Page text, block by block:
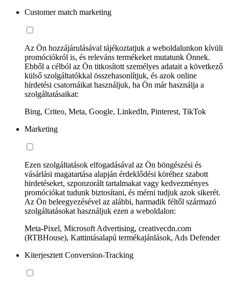
Customer match marketing
Az Ön hozzájárulásával tájékoztatjuk a weboldalunkon kívüli
promóciókról is, és releváns termékeket mutatunk Önnek.
Ebből a célból az Ön titkosított személyes adatait a következő
külső szolgáltatókkal összehasonlítjuk, és azok online
hirdetési csatornáikat használjuk, ha Ön már használja a
szolgáltatásaikat:
Bing, Criteo, Meta, Google, LinkedIn, Pinterest, TikTok
Marketing
Ezen szolgáltatások elfogadásával az Ön böngészési és
vásárlási magatartása alapján érdeklődési köréhez szabott
hirdetéseket, szponzorált tartalmakat vagy kedvezményes
promóciókat tudunk biztosítani, és mérni tudjuk azok sikerét.
Az Ön beleegyezésével az alábbi, harmadik féltől származó
szolgáltatásokat használjuk ezen a weboldalon:
Meta-Pixel, Microsoft Advertising, creativecdn.com
(RTBHouse), Kattintásalapú termékajánlások, Ads Defender
Kiterjesztett Conversion-Tracking